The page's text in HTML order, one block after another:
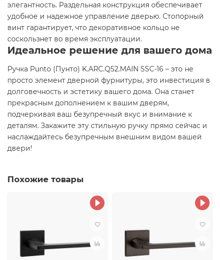
элегантность. Раздельная конструкция обеспечивает
удобное и надежное управление дверью. Стопорный
винт гарантирует, что декоративное кольцо не
соскользнет во время эксплуатации.
Идеальное решение для вашего дома
Ручка Punto (Пунто) K.ARC.Q52.MAIN SSC-16 – это не
просто элемент дверной фурнитуры, это инвестиция в
долговечность и эстетику вашего дома. Она станет
прекрасным дополнением к вашим дверям,
подчеркивая ваш безупречный вкус и внимание к
деталям. Закажите эту стильную ручку прямо сейчас и
наслаждайтесь безупречным внешним видом вашей
двери!
Похожие товары